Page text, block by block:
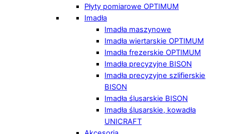
Płyty pomiarowe OPTIMUM
Imadła
Imadła maszynowe
Imadła wiertarskie OPTIMUM
Imadła frezerskie OPTIMUM
Imadła precyzyjne BISON
Imadła precyzyjne szlifierskie
BISON
Imadła ślusarskie BISON
Imadła ślusarskie, kowadła
UNICRAFT